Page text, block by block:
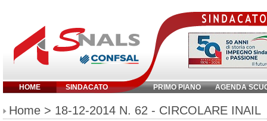
HOME SINDACATO PRIMO PIANO AGENDA
Inserisci parola chiave:
Home > 18-12-2014 N. 62 - CIRCOLARE INAIL